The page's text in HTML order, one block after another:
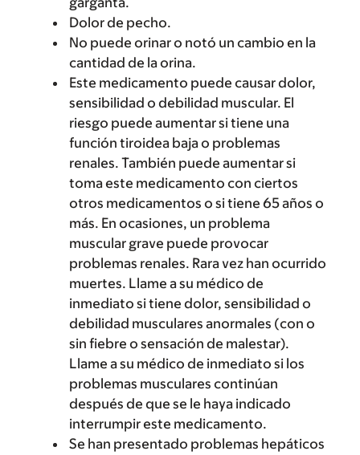
Dolor de pecho.
No puede orinar o notó un cambio en la
cantidad de la orina.
Este medicamento puede causar dolor,
sensibilidad o debilidad muscular. El
riesgo puede aumentar si tiene una
función tiroidea baja o problemas
renales. También puede aumentar si
toma este medicamento con ciertos
otros medicamentos o si tiene 65 años o
más. En ocasiones, un problema
muscular grave puede provocar
problemas renales. Rara vez han ocurrido
muertes. Llame a su médico de
inmediato si tiene dolor, sensibilidad o
debilidad musculares anormales (con o
sin fiebre o sensación de malestar).
Llame a su médico de inmediato si los
problemas musculares continúan
después de que se le haya indicado
interrumpir este medicamento.
Se han presentado problemas hepáticos